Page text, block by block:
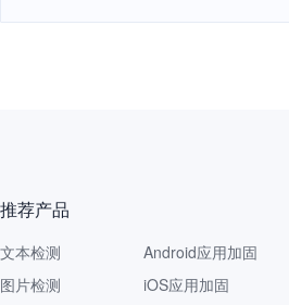
推荐产品
文本检测
图片检测
Android应用加固
iOS应用加固